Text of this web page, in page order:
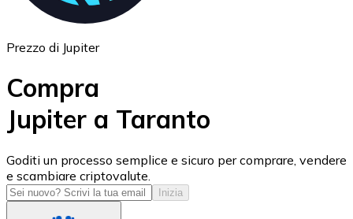
USD Coin
USDC
Prezzo di Jupiter
Compra
Jupiter a Taranto
Goditi un processo semplice e sicuro per comprare, vendere
e scambiare criptovalute.
Inizia